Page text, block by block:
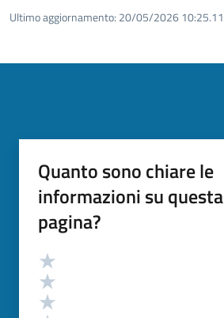
Ultimo aggiornamento: 20/05/2026 10:25.11
Quanto sono chiare le
informazioni su questa
pagina?
Valutazione